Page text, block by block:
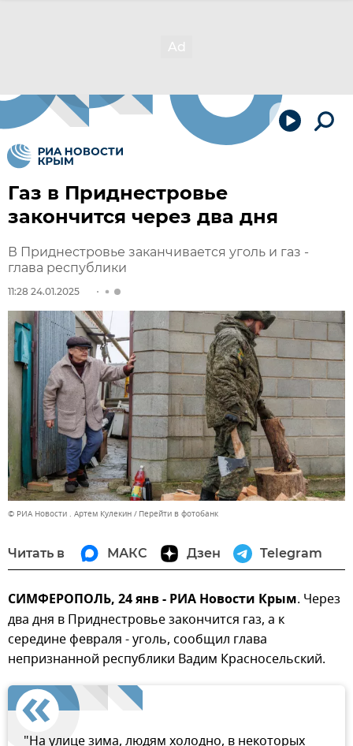
Газ в Приднестровье
закончится через два дня
В Приднестровье заканчивается уголь и газ -
глава республики
11:28 24.01.2025
© РИА Новости . Артем Кулекин Перейти в фотобанк
Читать в МАКС Дзен Telegram
СИМФЕРОПОЛЬ, 24 янв - РИА Новости Крым. Через
два дня в Приднестровье закончится газ, а к
середине февраля - уголь, сообщил глава
непризнанной республики Вадим Красносельский.
"На улице зима, людям холодно, в некоторых